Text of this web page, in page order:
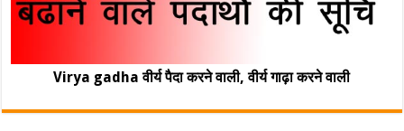
Virya gadha वीर्य पैदा करने वाली, वीर्य गाढ़ा करने वाली